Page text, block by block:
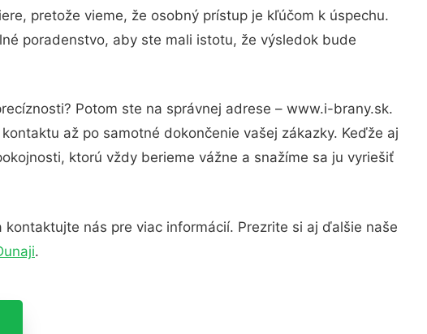
pretože vieme, že osobný prístup je kľúčom k úspechu.
poradenstvo, aby ste mali istotu, že výsledok bude
Potom ste na správnej adrese – www.i-brany.sk.
až po samotné dokončenie vašej zákazky. Keďže aj
ktorú vždy berieme vážne a snažíme sa ju vyriešiť
nás pre viac informácií. Prezrite si aj ďalšie naše
.